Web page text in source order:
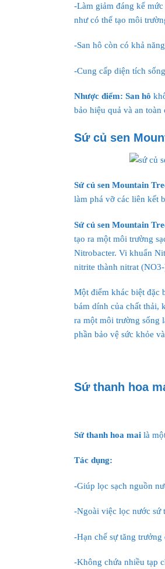
-Làm giảm đáng kể
như có thể tạo môi
-San hô còn có khả
-Cung cấp diện tích
Nhược điểm: San hô
bảo hiệu quả và an toàn
Sứ củ sen
Sứ củ sen Mountain
làm phá vỡ các liên kết
Sứ củ sen Mountain
tạo ra một môi trường
Nitrobacter. Vi khuẩn
nitrite thành nitrat
Một điểm khác biệt đặc
bám dính của chất thải,
ra một môi trường sống
phần bảo vệ sức khỏe
Sứ thanh hoa
Sứ thanh hoa mai là
Tác dụng:
-Giúp lọc sạch nguồn
-Ngoài việc lọc nước sứ
-Hạn chế sự tăng
-Không chứa nhiều tạp